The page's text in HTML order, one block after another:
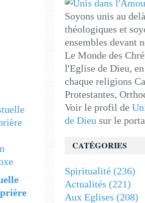
Soyons unis au
théologiques et
ensembles devant
Le Monde des
l'Eglise de Dieu,
chaque religions
Protestantes,
Voir le profil de
de Dieu sur le
CATÉGORIES
Spiritualité (236)
Actualités (221)
Aux Eglises (208)